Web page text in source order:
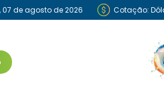
07 de agosto de 2026 Cotação: